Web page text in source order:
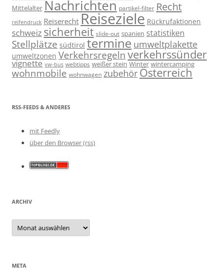
Mittelalter Nachrichten partikel-filter Recht
reifendruck Reiserecht Reiseziele Rückrufaktionen
schweiz sicherheit slide-out spanien statistiken
Stellplätze südtirol termine umweltplakette
umweltzonen Verkehrsregeln verkehrssünder
vignette vw-bus webtipps weißer stein Winter wintercamping
wohnmobile wohnwagen zubehör Österreich
RSS-FEEDS & ANDERES
mit Feedly
über den Browser (rss)
ARCHIV
Archiv
META